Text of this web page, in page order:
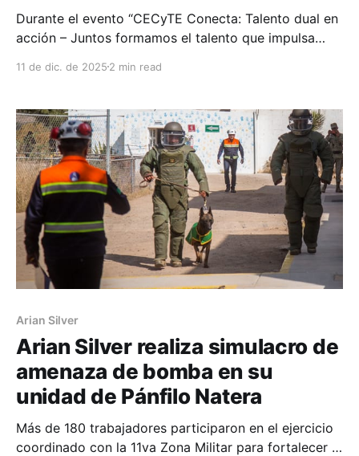
Durante el evento “CECyTE Conecta: Talento dual en
acción – Juntos formamos el talento que impulsa
diálogo entre estudiantes, instituciones educativas y
talento joven, Arian Silver destacó como ejemplo de
colaboración efectiva entre la industria, la academia
y
11 de dic. de 2025 2 min read
Arian Silver
Arian Silver realiza simulacro de
amenaza de bomba en su
unidad de Pánfilo Natera
Más de 180 trabajadores participaron en el ejercicio
coordinado con la 11va Zona Militar para fortalecer la